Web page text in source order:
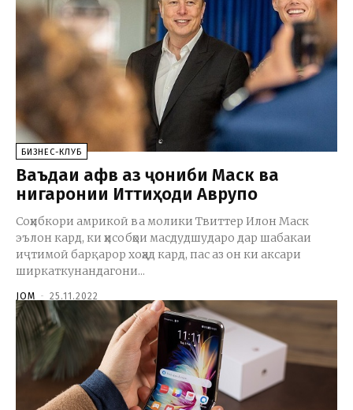
БИЗНЕС-КЛУБ
Ваъдаи афв аз ҷониби Маск ва
нигаронии Иттиҳоди Аврупо
Соҳибкори амрикоӣ ва молики Твиттер Илон Маск
эълон кард, ки ҳисобҳои масдудшударо дар шабакаи
иҷтимоӣ барқарор хоҳад кард, пас аз он ки аксари
ширкаткунандагони...
JOM - 25.11.2022